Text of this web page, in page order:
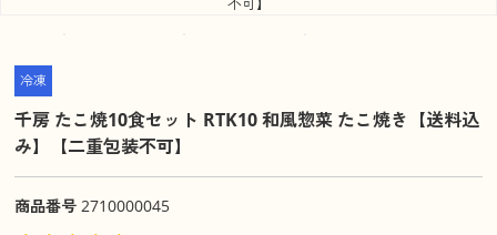
冷凍
千房 たこ焼10食セット RTK10 和風惣菜 たこ焼き【送料込
み】【二重包装不可】
商品番号 2710000045